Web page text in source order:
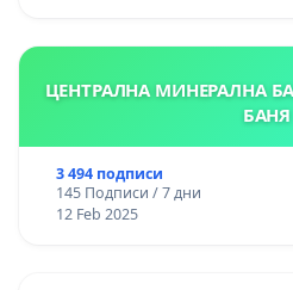
ЦЕНТРАЛНА МИНЕРАЛНА
БАНЯ
3 494 подписи
145 Подписи / 7 дни
12 Feb 2025